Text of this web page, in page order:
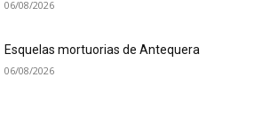
06/08/2026
Esquelas mortuorias de Antequera
06/08/2026